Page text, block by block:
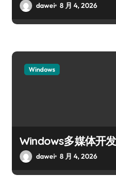
dawei 8 月 4, 2026
Windows
Windows多媒体开
dawei 8 月 4, 2026